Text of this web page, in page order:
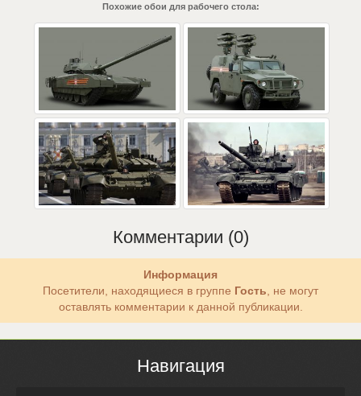
Похожие обои для рабочего стола:
Комментарии (0)
Информация
Посетители, находящиеся в группе Гость , не могут
оставлять комментарии к данной публикации.
Навигация